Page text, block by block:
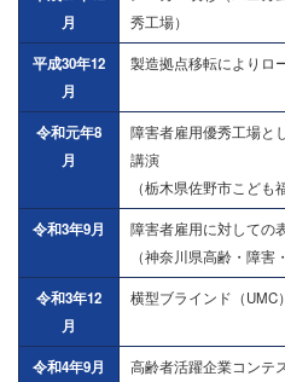
月
秀工場）
平成30年12
月
製造拠点移転によりロ
令和元年8
月
障害者雇用優秀工場と
講演
（栃木県佐野市こど
令和3年9月
障害者雇用に対しての
（神奈川県高齢・障
令和3年12
月
横型ブラインド（UMC
令和4年9月
高齢者活躍企業コンテ